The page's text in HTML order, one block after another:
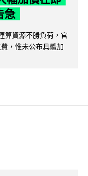
急
算資源不勝負荷，官
，惟未公布具體加